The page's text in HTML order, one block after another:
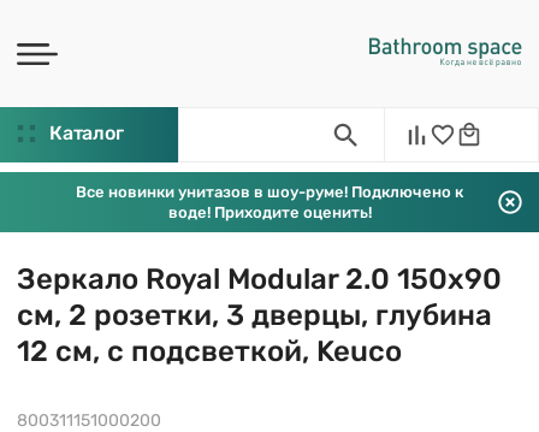
Каталог
Все новинки унитазов в шоу-руме! Подключено к
воде! Приходите оценить!
Зеркало Royal Modular 2.0 150х90
см, 2 розетки, 3 дверцы, глубина
12 см, с подсветкой, Keuco
800311151000200